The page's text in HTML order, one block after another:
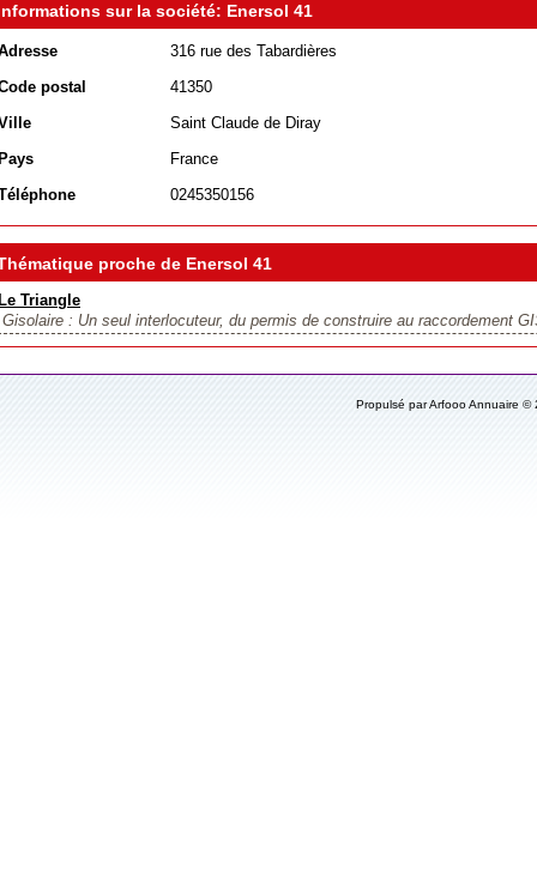
sur la société: Enersol 41
316 rue des Tabardières
postal
41350
Saint Claude de Diray
France
0245350156
proche de Enersol 41
Triangle
Gisolaire : Un seul interlocuteur, du permis de construire au raccordement
Propulsé par Arfooo